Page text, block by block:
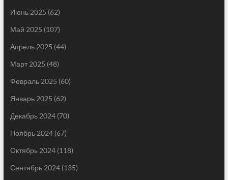
Июнь 2025 (62)
Май 2025 (107)
Апрель 2025 (44)
Март 2025 (48)
Февраль 2025 (60)
Январь 2025 (62)
Декабрь 2024(70)
Ноябрь 2024(67)
Октябрь 2024(118)
Сентябрь 2024(135)